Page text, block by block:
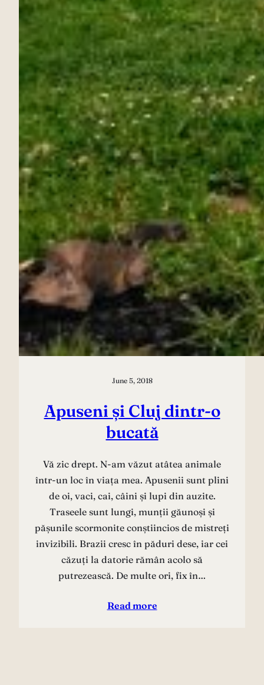
June 5, 2018
Apuseni și Cluj dintr-o
bucată
Vă zic drept. N-am văzut atâtea animale
într-un loc în viața mea. Apusenii sunt plini
de oi, vaci, cai, câini și lupi din auzite.
Traseele sunt lungi, munții găunoși și
pășunile scormonite conștiincios de mistreți
invizibili. Brazii cresc în păduri dese, iar cei
căzuți la datorie rămân acolo să
putrezească. De multe ori, fix în…
Read more